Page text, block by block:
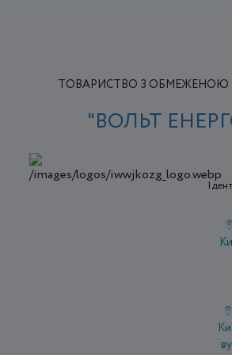
ТОВАРИСТВО З ОБМЕЖЕНОЮ
"ВОЛЬТ